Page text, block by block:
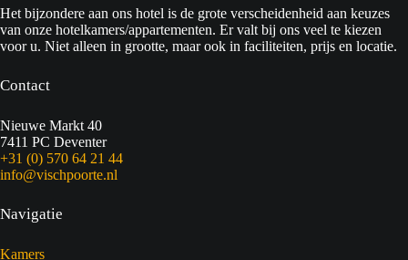
Het bijzondere aan ons hotel is de grote verscheidenheid aan keuzes
van onze hotelkamers/appartementen. Er valt bij ons veel te kiezen
voor u. Niet alleen in grootte, maar ook in faciliteiten, prijs en locatie.
Contact
Nieuwe Markt 40
7411 PC Deventer
+31 (0) 570 64 21 44
info@vischpoorte.nl
Navigatie
Kamers